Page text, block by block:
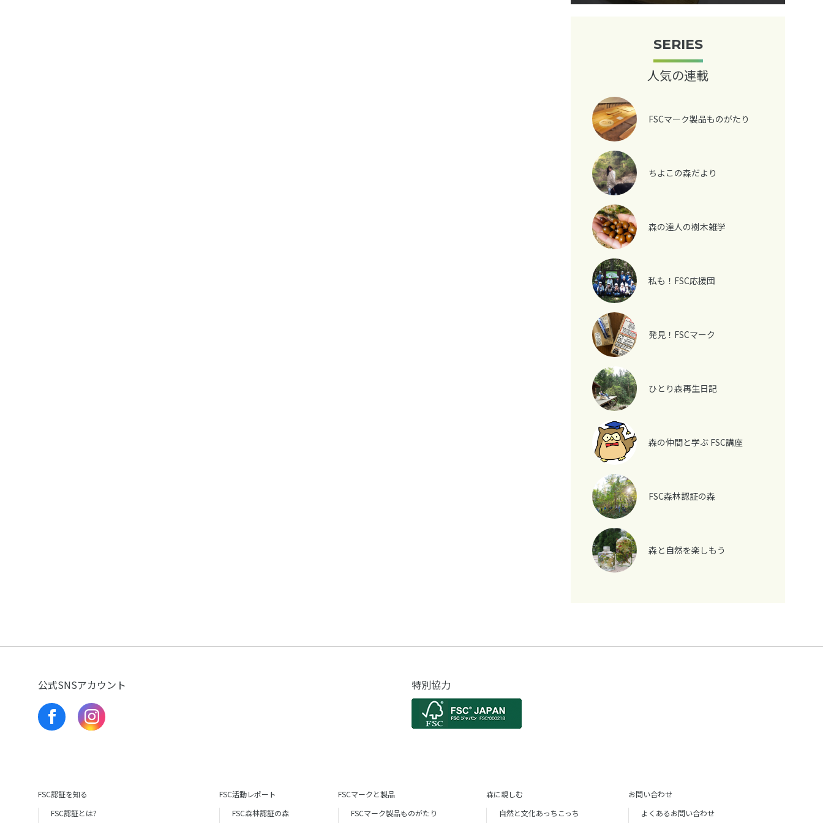
SERIES
人気の連載
FSCマーク製品ものがたり
ちよこの森だより
森の達人の樹木雑学
私も！FSC応援団
発見！FSCマーク
ひとり森再生日記
森の仲間と学ぶ FSC講座
FSC森林認証の森
森と自然を楽しもう
公式SNSアカウント 特別協力
FSC認証を知る
FSC認証とは?
FSC活動レポート
FSC森林認証の森
FSCマークと製品
FSCマーク製品ものがたり
森に親しむ
自然と文化あっちこっち
お問い合わせ
よくあるお問い合わせ